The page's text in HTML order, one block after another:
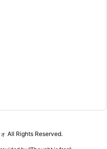
All Rights Reserved.